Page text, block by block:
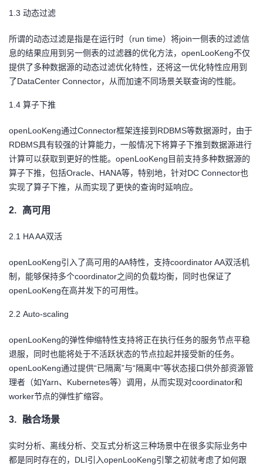
1.3 动态过滤
所谓的动态过滤是指是在运行时（run time）将join一侧表的过滤信
息的结果应用到另一侧表的过滤器的优化方法，openLooKeng不仅
提供了多种数据源的动态过滤优化特性，还将这一优化特性应用到
了DataCenter Connector，从而加速不同场景关联查询的性能。
1.4 算子下推
openLooKeng通过Connector框架连接到RDBMS等数据源时，由于
RDBMS具有较强的计算能力，一般情况下将算子下推到数据源进行
计算可以获取到更好的性能。openLooKeng目前支持多种数据源的
算子下推，包括Oracle、HANA等，特别地，针对DC Connector也
实现了算子下推，从而实现了更快的查询时延响应。
2. 高可用
2.1 HA AA双活
openLooKeng引入了高可用的AA特性，支持coordinator AA双活机
制，能够保持多个coordinator之间的负载均衡，同时也保证了
openLooKeng在高并发下的可用性。
2.2 Auto-scaling
openLooKeng的弹性伸缩特性支持将正在执行任务的服务节点平稳
退服，同时也能将处于不活跃状态的节点拉起并接受新的任务。
openLooKeng通过提供“已隔离”与“隔离中”等状态接口供外部资源管
理者（如Yarn、Kubernetes等）调用，从而实现对coordinator和
worker节点的弹性扩缩容。
3. 融合场景
实时分析、离线分析、交互式分析这三种场景中在很多实际业务中
都是同时存在的，DLI引入openLooKeng引擎之初就考虑了如何跟